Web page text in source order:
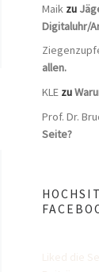
Maik zu
Digitaluhr/
allen.
KLEzu
Prof. Dr.
Seite?